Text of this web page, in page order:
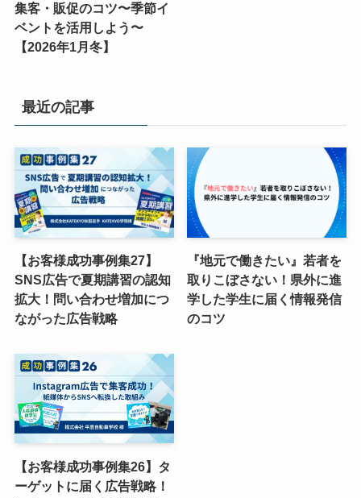
集客・販促のコツ〜季節イ
ベントを活用しよう〜
【2026年1月冬】
最近の記事
【お客様成功事例集27】
SNS広告で夏期講習の認知
拡大！問い合わせ増加につ
ながった広告戦略
『地元で働きたい』若者を
取りこぼさない！県外に進
学した学生に届く情報発信
のコツ
【お客様成功事例集26】タ
ーゲットに届く広告戦略！